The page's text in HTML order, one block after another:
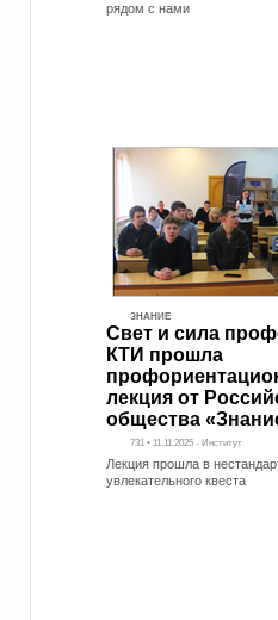
рядом с нами
ЗНАНИЕ
Свет и сила
КТИ прошла
лекция от
общества
731 • 11.11.2025 - Институт
Лекция прошла в
увлекательного квеста